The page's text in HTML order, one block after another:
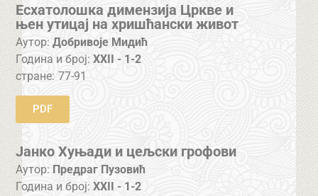
Есхатолошка димензија Цркве и
њен утицај на хришћански живот
Аутор: Добривоје Мидић
Година и број:XXII - 1-2
стране: 77-91
PDF
Јанко Хуњади и цељски грофови
Аутор: Предраг Пузовић
Година и број:XXII - 1-2